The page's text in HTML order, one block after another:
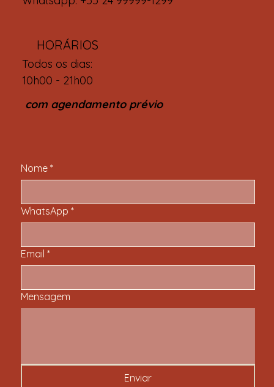
HORÁRIOS
Todos os dias:
10h00 - 21h00
com agendamento prévio
Nome *
WhatsApp *
Email *
Mensagem
Enviar